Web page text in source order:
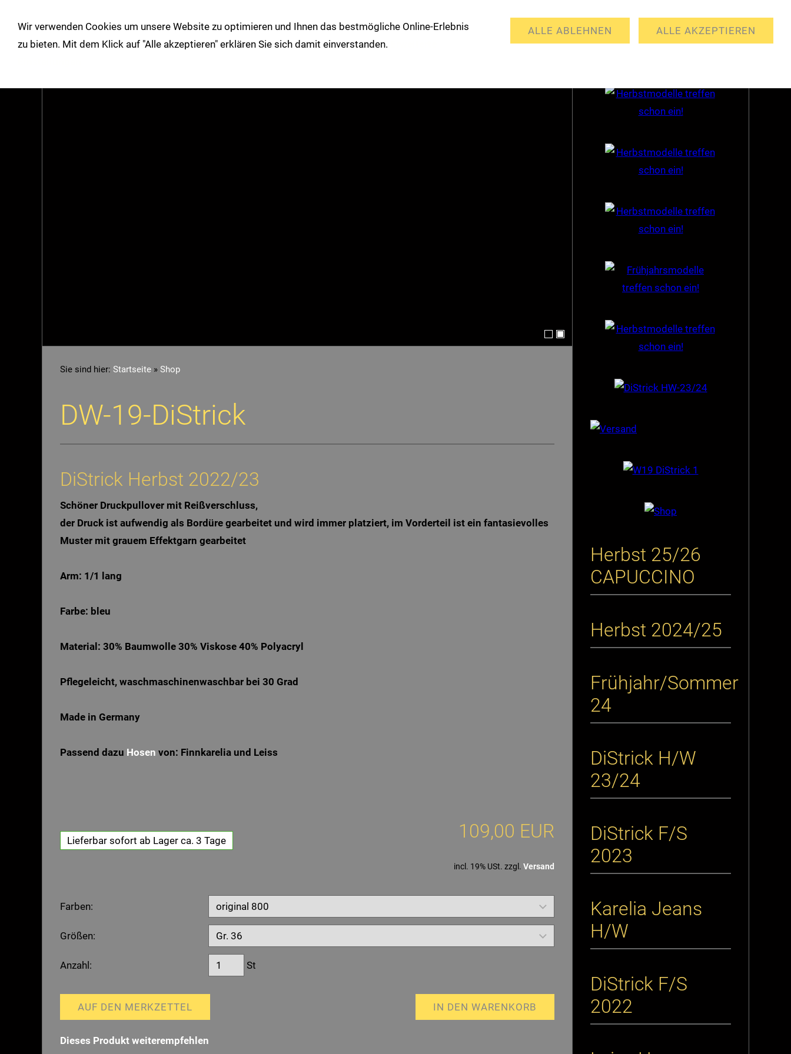
Shop Herbst/Winter Über uns Service Modemarken Warengruppen Partner
Sie sind hier: Startseite » Shop
DW-19-DiStrick
DiStrick Herbst 2022/23
Schöner Druckpullover mit Reißverschluss,
der Druck ist aufwendig als Bordüre gearbeitet und wird immer platziert, im Vorderteil ist ein fantasievolles
Muster mit grauem Effektgarn gearbeitet
Arm: 1/1 lang
Farbe: bleu
Material: 30% Baumwolle 30% Viskose 40% Polyacryl
Pflegeleicht, waschmaschinenwaschbar bei 30 Grad
Made in Germany
Passend dazu Hosen von: Finnkarelia und Leiss
Lieferbar sofort ab Lager ca. 3 Tage 109,00 EUR
incl. 19% USt. zzgl. Versand
Farben:
Größen:
Anzahl: St
IN DEN WARENKORB
AUF DEN MERKZETTEL
Dieses Produkt weiterempfehlen
Herbst 25/26
CAPUCCINO
Herbst 2024/25
Frühjahr/Sommer
24
DiStrick H/W
23/24
DiStrick F/S
2023
Karelia Jeans
H/W
DiStrick F/S
2022
Wir verwenden Cookies um unsere Website zu optimieren und Ihnen das bestmögliche Online-Erlebnis
zu bieten. Mit dem Klick auf "Alle akzeptieren" erklären Sie sich damit einverstanden.
ALLE AKZEPTIEREN
ALLE ABLEHNEN